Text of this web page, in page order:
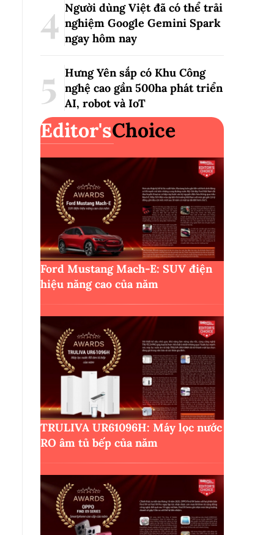
Người dùng Việt đã có thể trải
nghiệm Google Gemini Spark
ngay hôm nay
Hưng Yên sắp có Khu Công
nghệ cao gần 500ha phát triển
AI, robot và IoT
Editor'sChoice
Ford Mustang Mach-E: SUV điện
hiệu năng cao của năm
TRULIVA UR61096H: Máy lọc nước
RO âm tủ bếp của năm